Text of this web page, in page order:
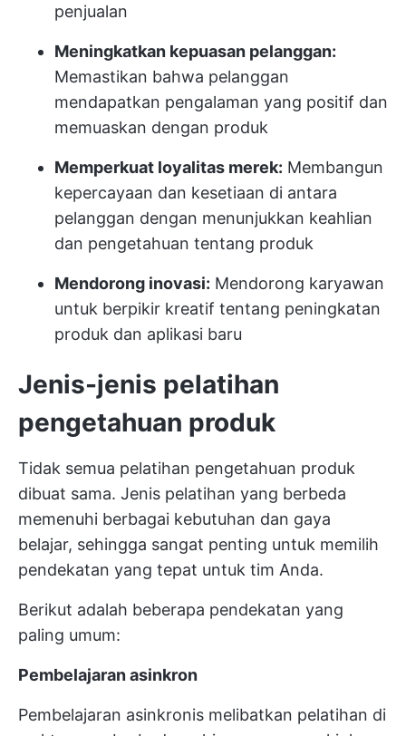
penjualan
Meningkatkan kepuasan pelanggan:
Memastikan bahwa pelanggan
mendapatkan pengalaman yang positif dan
memuaskan dengan produk
Memperkuat loyalitas merek: Membangun
kepercayaan dan kesetiaan di antara
pelanggan dengan menunjukkan keahlian
dan pengetahuan tentang produk
Mendorong inovasi: Mendorong karyawan
untuk berpikir kreatif tentang peningkatan
produk dan aplikasi baru
Jenis-jenis pelatihan
pengetahuan produk
Tidak semua pelatihan pengetahuan produk
dibuat sama. Jenis pelatihan yang berbeda
memenuhi berbagai kebutuhan dan gaya
belajar, sehingga sangat penting untuk memilih
pendekatan yang tepat untuk tim Anda.
Berikut adalah beberapa pendekatan yang
paling umum:
Pembelajaran asinkron
Pembelajaran asinkronis melibatkan pelatihan di